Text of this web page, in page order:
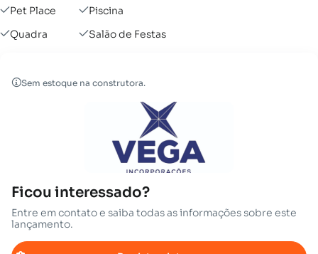
Pet Place
Piscina
Quadra
Salão de Festas
Sem estoque na construtora.
Ficou interessado?
Entre em contato e saiba todas as informações sobre este
lançamento.